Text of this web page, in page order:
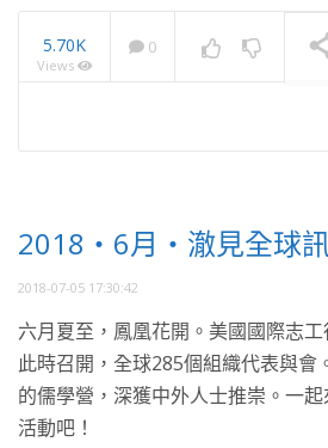
5.70K
Views
0
2018・6月・澈見全球
2018-07-05 17:30:42
六月夏至，鳳凰花開。美國國際志
此時召開，全球285個組織代表與會
的儒學營，深獲中外人士推崇。一
活動吧！